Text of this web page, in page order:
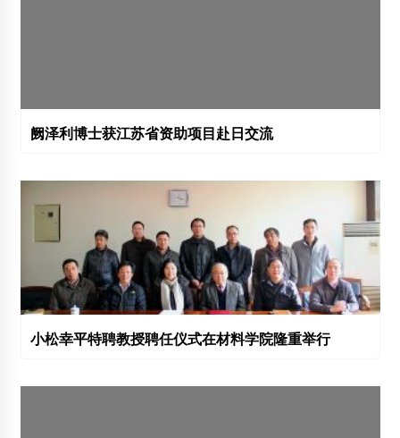
阙泽利博士获江苏省资助项目赴日交流
小松幸平特聘教授聘任仪式在材料学院隆重举行